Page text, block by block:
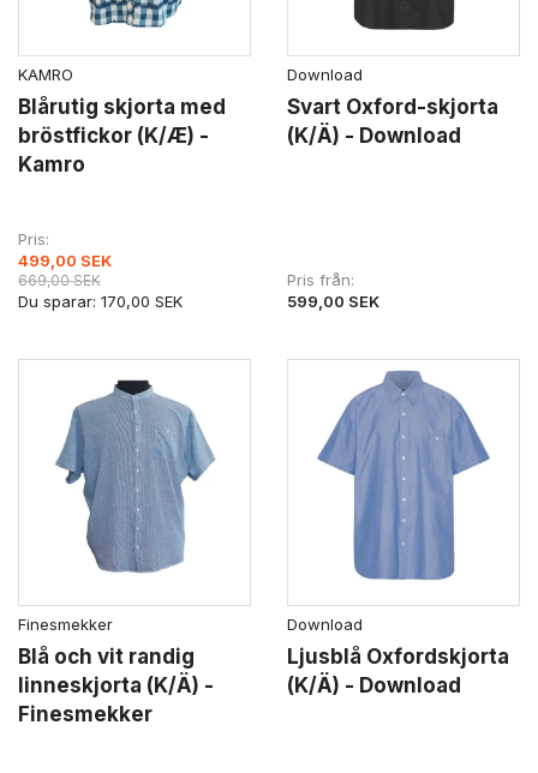
KAMRO
Blårutig skjorta med
bröstfickor (K/Æ) -
Kamro
Pris
499,00 SEK
669,00 SEK
Du sparar: 170,00 SEK
Download
Svart Oxford-skjorta
(K/Ä) - Download
Pris från
599,00 SEK
Finesmekker
Blå och vit randig
linneskjorta (K/Ä) -
Finesmekker
Download
Ljusblå Oxfordskjorta
(K/Ä) - Download